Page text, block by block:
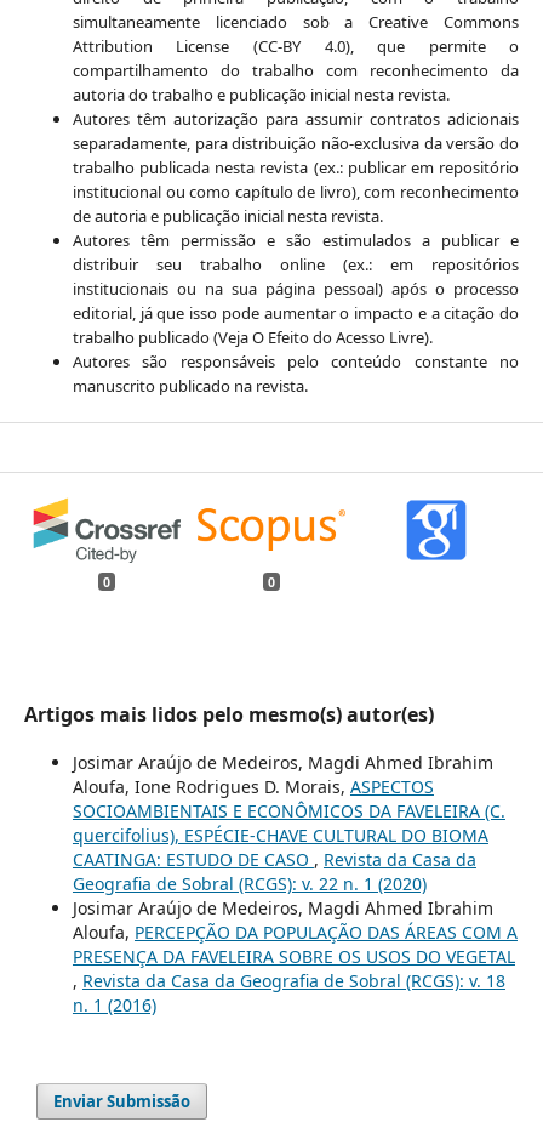
simultaneamente licenciado sob a Creative Commons
Attribution License (CC-BY 4.0), que permite o
compartilhamento do trabalho com reconhecimento da
autoria do trabalho e publicação inicial nesta revista.
Autores têm autorização para assumir contratos adicionais
separadamente, para distribuição não-exclusiva da versão do
trabalho publicada nesta revista (ex.: publicar em repositório
institucional ou como capítulo de livro), com reconhecimento
de autoria e publicação inicial nesta revista.
Autores têm permissão e são estimulados a publicar e
distribuir seu trabalho online (ex.: em repositórios
institucionais ou na sua página pessoal) após o processo
editorial, já que isso pode aumentar o impacto e a citação do
trabalho publicado (Veja O Efeito do Acesso Livre).
Autores são responsáveis pelo conteúdo constante no
manuscrito publicado na revista.
0 0
Artigos mais lidos pelo mesmo(s) autor(es)
Josimar Araújo de Medeiros, Magdi Ahmed Ibrahim
Aloufa, Ione Rodrigues D. Morais, ASPECTOS
SOCIOAMBIENTAIS E ECONÔMICOS DA FAVELEIRA (C.
quercifolius), ESPÉCIE-CHAVE CULTURAL DO BIOMA
CAATINGA: ESTUDO DE CASO , Revista da Casa da
Geografia de Sobral (RCGS): v. 22 n. 1 (2020)
Josimar Araújo de Medeiros, Magdi Ahmed Ibrahim
Aloufa, PERCEPÇÃO DA POPULAÇÃO DAS ÁREAS COM A
PRESENÇA DA FAVELEIRA SOBRE OS USOS DO VEGETAL
, Revista da Casa da Geografia de Sobral (RCGS): v. 18
n. 1 (2016)
Enviar Submissão